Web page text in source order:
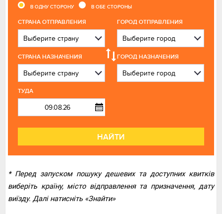
В ОДНУ СТОРОНУ В ОБЕ СТОРОНЫ
CТРАНА ОТПРАВЛЕНИЯ ГОРОД ОТПРАВЛЕНИЯ
СТРАНА НАЗНАЧЕНИЯ ГОРОД НАЗНАЧЕНИЯ
ТУДА
НАЙТИ
* Перед запуском пошуку дешевих та доступних квитків
виберіть країну, місто відправлення та призначення, дату
виїзду. Далі натисніть «Знайти»